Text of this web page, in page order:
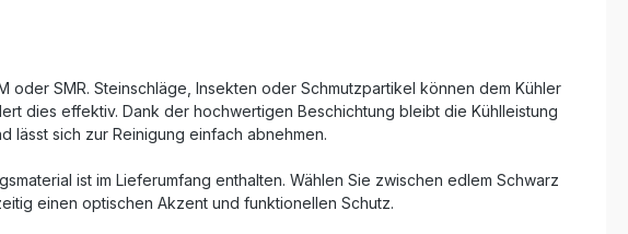
SMR. Steinschläge, Insekten oder Schmutzpartikel können dem Kühler
dies effektiv. Dank der hochwertigen Beschichtung bleibt die Kühlleistung
lässt sich zur Reinigung einfach abnehmen.
ist im Lieferumfang enthalten. Wählen Sie zwischen edlem Schwarz
einen optischen Akzent und funktionellen Schutz.